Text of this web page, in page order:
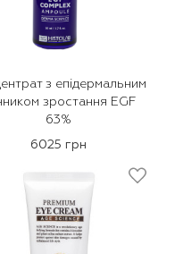
з епідермальним
зростання EGF
63%
6025 грн